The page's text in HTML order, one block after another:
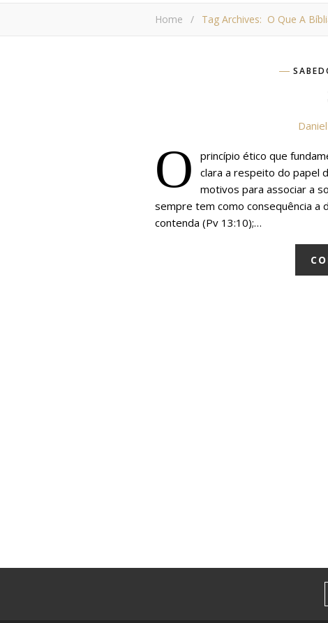
Home / Tag Archives: O Que A
O
princípio ético que
clara a respeito do papel
motivos para associar a
sempre tem como consequência a
contenda (Pv 13:10);…